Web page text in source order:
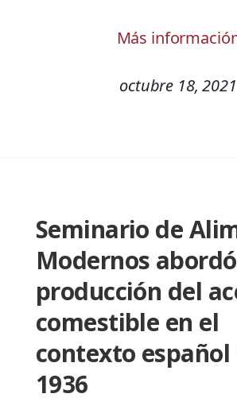
Más
octubre 18, 2021
Seminario de
Modernos
producción del
comestible en el
contexto español
1936